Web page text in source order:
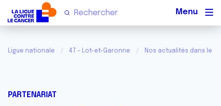
Ligue nationale 47 - Lot-et-Garonne Nos actualités dans le
PARTENARIAT